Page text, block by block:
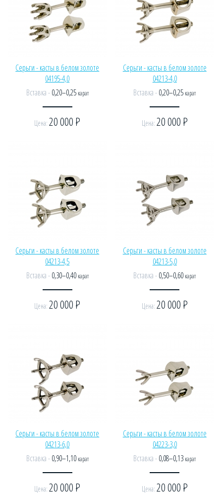
Серьги - касты в белом золоте
04195-4,0
Вставка -0,20–0,25 карат
Цена:20 000 Р
Серьги - касты в белом золоте
04213-4,0
Вставка -0,20–0,25 карат
Цена: 20 000 Р
Серьги - касты в белом золоте
04213-4,5
Вставка -0,30–0,40 карат
Цена:20 000 Р
Серьги - касты в белом золоте
04213-5,0
Вставка -0,50–0,60 карат
Цена: 20 000 Р
Серьги - касты в белом золоте
04213-6,0
Вставка -0,90–1,10 карат
Цена:20 000 Р
Серьги - касты в белом золоте
04223-3,0
Вставка -0,08–0,13 карат
Цена: 20 000 Р